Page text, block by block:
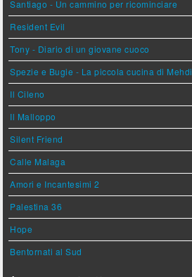
Santiago - Un cammino per ricominciare
Resident Evil
Tony - Diario di un giovane cuoco
Spezie e Bugie - La piccola cucina di Mehdi
Il Cileno
Il Malloppo
Silent Friend
Calle Malaga
Amori e Incantesimi 2
Palestina 36
Hope
Bentornati al Sud